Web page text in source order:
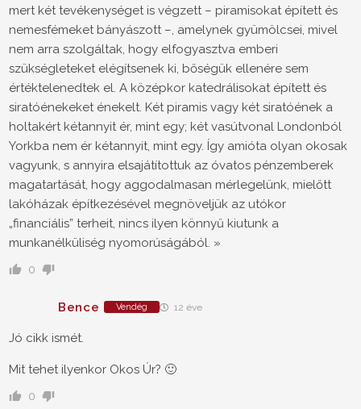
mert két tevékenységet is végzett – piramisokat épített és
nemesfémeket bányászott –, amelynek gyümölcsei, mivel
nem arra szolgáltak, hogy elfogyasztva emberi
szükségleteket elégítsenek ki, bőségük ellenére sem
értéktelenedtek el. A középkor katedrálisokat épített és
siratóénekeket énekelt. Két piramis vagy két siratóének a
holtakért kétannyit ér, mint egy; két vasútvonal Londonból
Yorkba nem ér kétannyit, mint egy. Így amióta olyan okosak
vagyunk, s annyira elsajátítottuk az óvatos pénzemberek
magatartását, hogy aggodalmasan mérlegelünk, mielőtt
lakóházak építkezésével megnöveljük az utókor
„financiális” terheit, nincs ilyen könnyű kiutunk a
munkanélküliség nyomorúságából. »
0
Bence Vendég 12 éve
Jó cikk ismét.
Mit tehet ilyenkor Okos Úr? 🙂
0